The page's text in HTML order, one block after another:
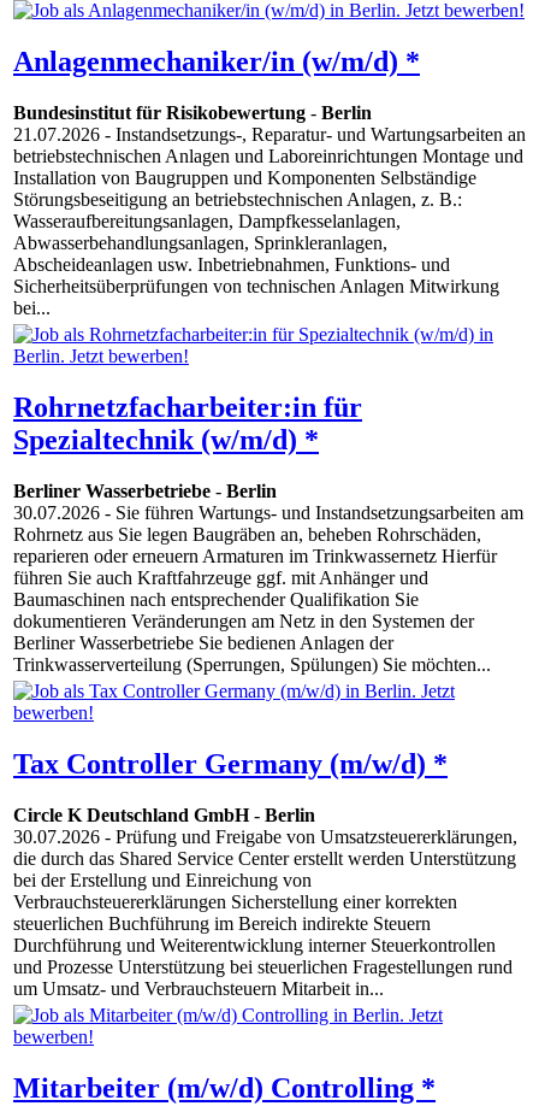
Anlagenmechaniker/in (w/m/d) *
Bundesinstitut für Risikobewertung - Berlin
21.07.2026 - Instandsetzungs-, Reparatur- und Wartungsarbeiten an
betriebstechnischen Anlagen und Laboreinrichtungen Montage und
Installation von Baugruppen und Komponenten Selbständige
Störungsbeseitigung an betriebstechnischen Anlagen, z. B.:
Wasseraufbereitungsanlagen, Dampfkesselanlagen,
Abwasserbehandlungsanlagen, Sprinkleranlagen,
Abscheideanlagen usw. Inbetriebnahmen, Funktions- und
Sicherheitsüberprüfungen von technischen Anlagen Mitwirkung
bei...
Rohrnetzfacharbeiter:in für
Spezialtechnik (w/m/d) *
Berliner Wasserbetriebe - Berlin
30.07.2026 - Sie führen Wartungs- und Instandsetzungsarbeiten am
Rohrnetz aus Sie legen Baugräben an, beheben Rohrschäden,
reparieren oder erneuern Armaturen im Trinkwassernetz Hierfür
führen Sie auch Kraftfahrzeuge ggf. mit Anhänger und
Baumaschinen nach entsprechender Qualifikation Sie
dokumentieren Veränderungen am Netz in den Systemen der
Berliner Wasserbetriebe Sie bedienen Anlagen der
Trinkwasserverteilung (Sperrungen, Spülungen) Sie möchten...
Tax Controller Germany (m/w/d) *
Circle K Deutschland GmbH- Berlin
30.07.2026 - Prüfung und Freigabe von Umsatzsteuererklärungen,
die durch das Shared Service Center erstellt werden Unterstützung
bei der Erstellung und Einreichung von
Verbrauchsteuererklärungen Sicherstellung einer korrekten
steuerlichen Buchführung im Bereich indirekte Steuern
Durchführung und Weiterentwicklung interner Steuerkontrollen
und Prozesse Unterstützung bei steuerlichen Fragestellungen rund
um Umsatz- und Verbrauchsteuern Mitarbeit in...
Mitarbeiter (m/w/d) Controlling *